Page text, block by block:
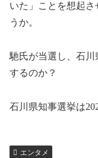
いた」ことを想起
うか。
馳氏が当選し、石川
するのか？
石川県知事選挙は
エンタメ